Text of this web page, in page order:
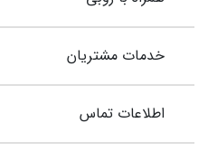
خدمات مشتریان
اطلاعات تماس